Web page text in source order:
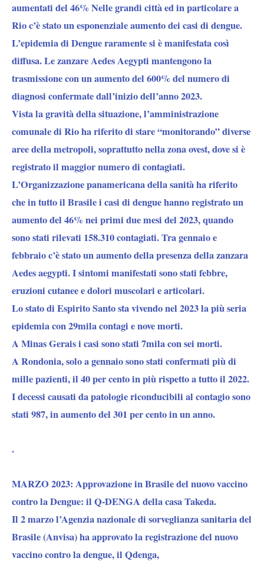
aumentati del 46% Nelle grandi città ed in particolare a
Rio c’è stato un esponenziale aumento dei casi di dengue.
L’epidemia di Dengue raramente si è manifestata così
diffusa. Le zanzare Aedes Aegypti mantengono la
trasmissione con un aumento del 600% del numero di
diagnosi confermate dall’inizio dell’anno 2023.
Vista la gravità della situazione, l’amministrazione
comunale di Rio ha riferito di stare “monitorando” diverse
aree della metropoli, soprattutto nella zona ovest, dove si è
registrato il maggior numero di contagiati.
L’Organizzazione panamericana della sanità ha riferito
che in tutto il Brasile i casi di dengue hanno registrato un
aumento del 46% nei primi due mesi del 2023, quando
sono stati rilevati 158.310 contagiati. Tra gennaio e
febbraio c’è stato un aumento della presenza della zanzara
Aedes aegypti. I sintomi manifestati sono stati febbre,
eruzioni cutanee e dolori muscolari e articolari.
Lo stato di Espirito Santosta vivendo nel 2023 la più seria
epidemia con 29mila contagi e nove morti.
A Minas Geraisi casi sono stati 7mila con sei morti.
A Rondonia,solo a gennaio sono stati confermati più di
mille pazienti, il 40 per cento in più rispetto a tutto il 2022.
I decessi causati da patologie riconducibili al contagio sono
stati 987, in aumento del 301 per cento in un anno.
.
MARZO 2023: Approvazione in Brasile del nuovo vaccino
contro la Dengue: il Q-DENGAdella casa Takeda.
Il 2 marzo l’Agenzia nazionale di sorveglianza sanitaria del
Brasile (Anvisa) ha approvato la registrazione del nuovo
vaccino contro la dengue, il Qdenga,